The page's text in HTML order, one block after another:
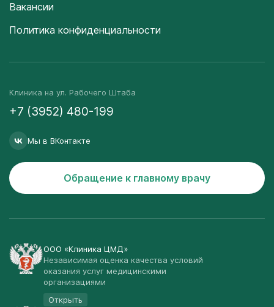
Вакансии
Политика конфиденциальности
Клиника на ул. Рабочего Штаба
+7 (3952) 480-199
Мы в ВКонтакте
Обращение к главному врачу
ООО «Клиника ЦМД»
Независимая оценка качества условий
оказания услуг медицинскими
организациями
Открыть